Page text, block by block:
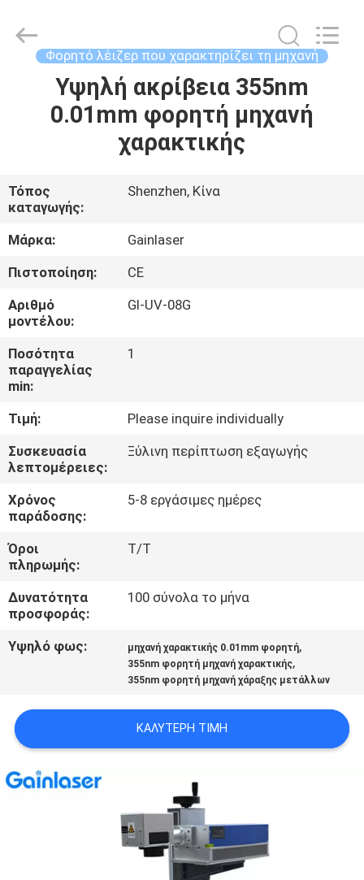
ΣΠΊΤΙ
ΠΕΡΊΠΟΥ
ΕΜΕΊΣ
ΓΎΡΟΣ
ΕΡΓΟΣΤΑΣΊΩΝ
ΠΟΙΟΤΙΚΌΣ
ΈΛΕΓΧΟΣ
ΜΑΣ
ΕΛΆΤΕ
ΕΠΑΦΉ
ΜΕ
ΖΗΤΉΣΤΕ
ΈΝΑ
ΑΠΌΣΠΑΣΜΑ
PRIVACY
POLICY
Gainlaser
Laser
TechnologyΦορητό λέιζερ που χαρακτηρίζει τη μηχανή
Υψηλή ακρίβεια 355nm
0.01mm φορητή μηχανή
χαρακτικής
Τόπος
καταγωγής:
Shenzhen, Κίνα
Μάρκα:
Gainlaser
Πιστοποίηση:
CE
Αριθμό
μοντέλου:
Gl-UV-08G
Ποσότητα
παραγγελίας
min:
1
Τιμή:
Please inquire individually
Συσκευασία
λεπτομέρειες:
Ξύλινη περίπτωση εξαγωγής
Χρόνος
παράδοσης:
5-8 εργάσιμες ημέρες
Όροι
πληρωμής:
T/T
Δυνατότητα
προσφοράς:
100 σύνολα το μήνα
Υψηλό φως: μηχανή χαρακτικής 0.01mm φορητή,
355nm φορητή μηχανή χαρακτικής,
355nm φορητή μηχανή χάραξης μετάλλων
ΚΑΛΎΤΕΡΗ ΤΙΜΉ